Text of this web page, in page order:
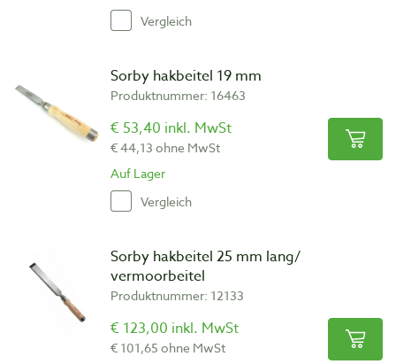
Vergleich
Sorby hakbeitel 19 mm
Produktnummer: 16463
€ 53,40 inkl. MwSt
€ 44,13 ohne MwSt
Auf Lager
Vergleich
Sorby hakbeitel 25 mm lang/
vermoorbeitel
Produktnummer: 12133
€ 123,00 inkl. MwSt
€ 101,65 ohne MwSt